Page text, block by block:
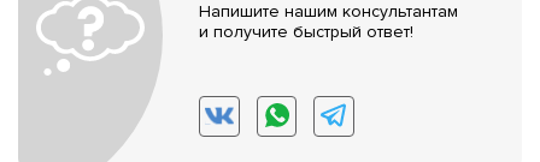
Напишите нашим консультантам
и получите быстрый ответ!